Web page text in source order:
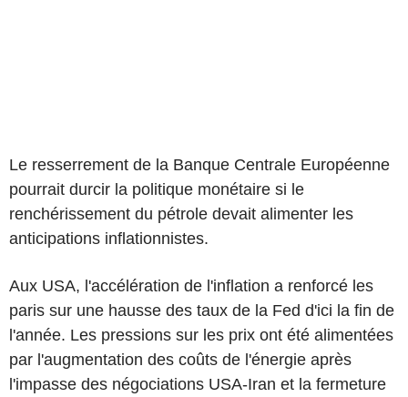
Le resserrement de la Banque Centrale Européenne
pourrait durcir la politique monétaire si le
renchérissement du pétrole devait alimenter les
anticipations inflationnistes.
Aux USA, l'accélération de l'inflation a renforcé les
paris sur une hausse des taux de la Fed d'ici la fin de
l'année. Les pressions sur les prix ont été alimentées
par l'augmentation des coûts de l'énergie après
l'impasse des négociations USA-Iran et la fermeture